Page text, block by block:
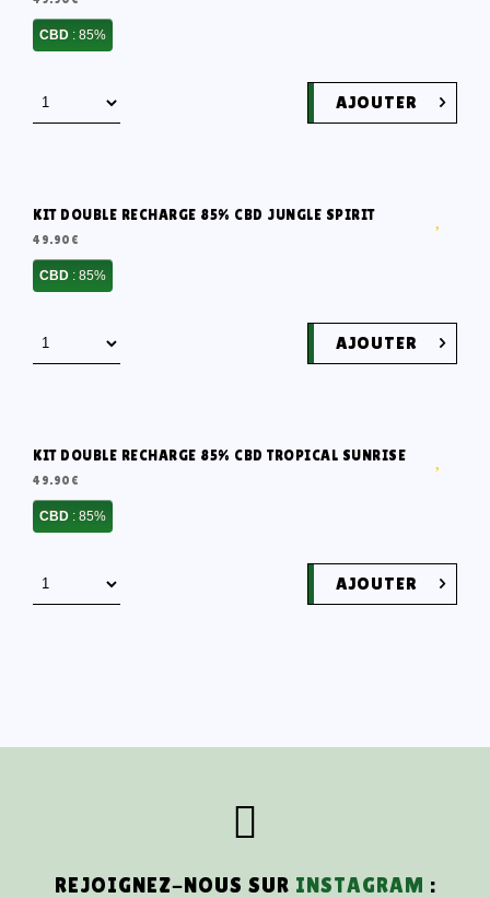
CBD : 85%
AJOUTER
KIT DOUBLE RECHARGE 85% CBD JUNGLE SPIRIT
49.90 €
CBD : 85%
AJOUTER
KIT DOUBLE RECHARGE 85% CBD TROPICAL SUNRISE
49.90 €
CBD : 85%
AJOUTER
REJOIGNEZ-NOUS SUR INSTAGRAM :